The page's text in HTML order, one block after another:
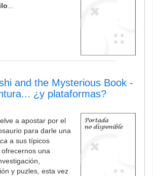
...
and the Mysterious Book -
¿y plataformas?
a apostar por el
para darle una
a sus típicos
una
y puzles, esta vez